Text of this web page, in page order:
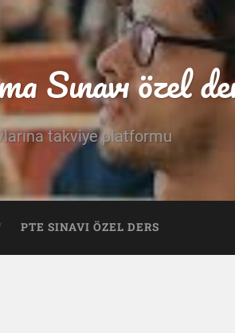
Sınavı özel
takviye platformu
PTE SINAVI ÖZEL DERS